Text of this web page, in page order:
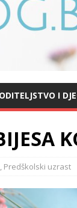
I
, Predškolski uzrast